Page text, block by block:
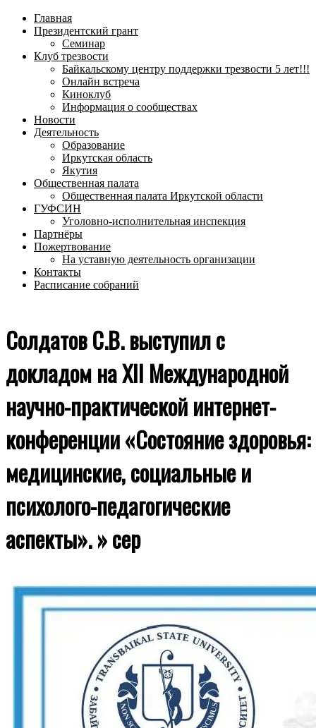
меню
Главная
Президентский грант
Семинар
Клуб трезвости
Байкальскому центру поддержки трезвости 5 лет!!!
Онлайн встреча
Киноклуб
Информация о сообществах
Новости
Деятельность
Образование
Иркутская область
Якутия
Общественная палата
Общественная палата Иркутской области
ГУФСИН
Уголовно-исполнительная инспекция
Партнёры
Пожертвование
На уставную деятельность организации
Контакты
Расписание собраний
Солдатов С.В. выступил с
докладом на XII Международной
научно-практической интернет-
конференции «Состояние здоровья:
медицинские, социальные и
психолого-педагогические
аспекты». »сер